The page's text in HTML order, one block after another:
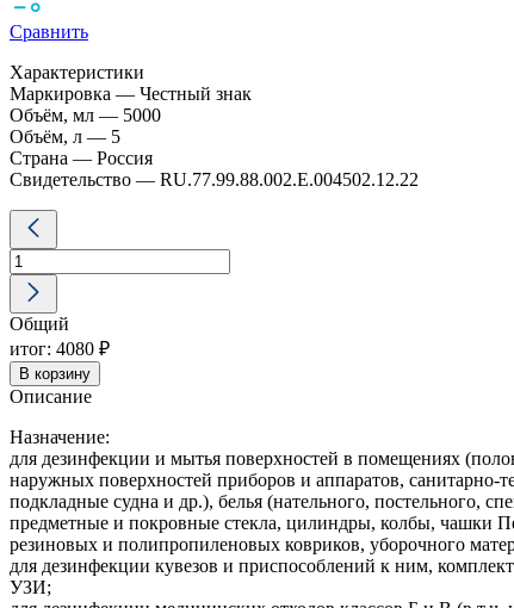
Сравнить
Характеристики
Маркировка — Честный знак
Объём, мл — 5000
Объём, л — 5
Страна — Россия
Свидетельство — RU.77.99.88.002.E.004502.12.22
Количество
товара
Аминосепт
дезинфицирующее
средство
5
л
Общий
итог: 4080 ₽
В корзину
Описание
Назначение:
для дезинфекции и мытья поверхностей в помещениях
наружных поверхностей приборов и аппаратов,
подкладные судна и др.), белья (нательного, постельного,
предметные и покровные стекла, цилиндры, колбы, чашки
резиновых и полипропиленовых ковриков, уборочного
для дезинфекции кувезов и приспособлений к ним,
УЗИ;